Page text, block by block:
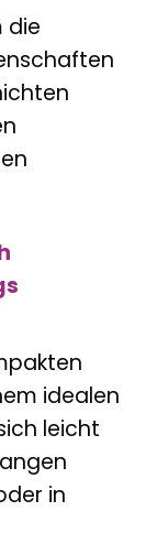
die
idealen
leicht
in